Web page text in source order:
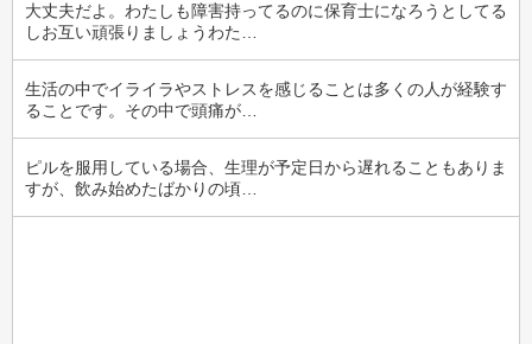
大丈夫だよ。わたしも障害持ってるのに保育士になろうとしてる
しお互い頑張りましょうわた…
生活の中でイライラやストレスを感じることは多くの人が経験す
ることです。その中で頭痛が…
ピルを服用している場合、生理が予定日から遅れることもありま
すが、飲み始めたばかりの頃…